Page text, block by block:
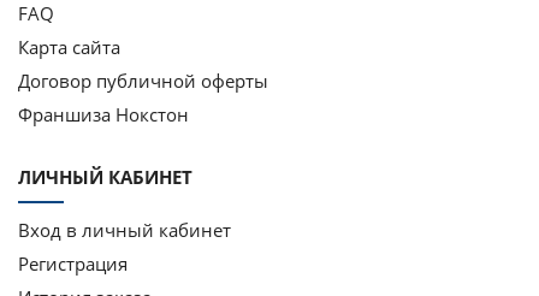
FAQ
Карта сайта
Договор публичной оферты
Франшиза Нокстон
ЛИЧНЫЙ КАБИНЕТ
Вход в личный кабинет
Регистрация